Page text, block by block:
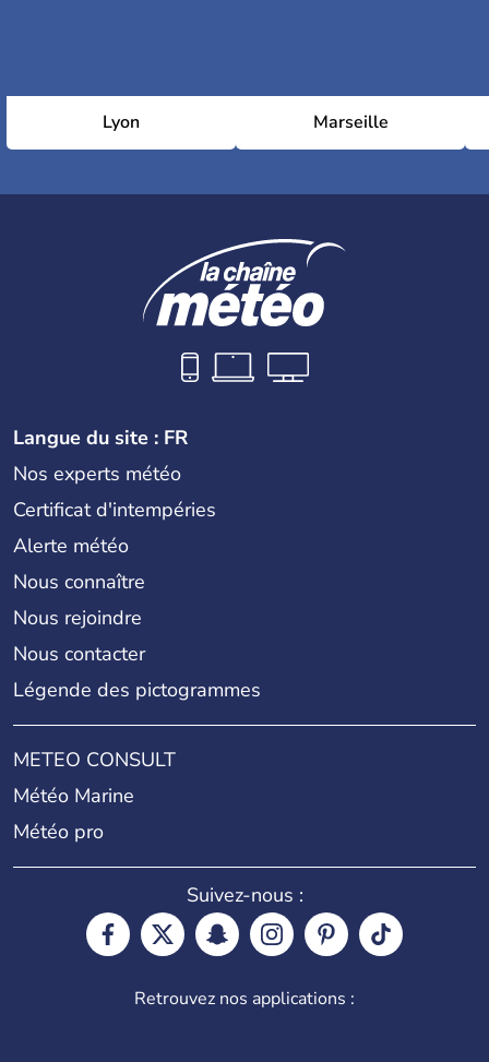
Lyon Marseille
Langue du site : FR
Nos experts météo
Certificat d'intempéries
Alerte météo
Nous connaître
Nous rejoindre
Nous contacter
Légende des pictogrammes
METEO CONSULT
Météo Marine
Météo pro
Suivez-nous :
Retrouvez nos applications :